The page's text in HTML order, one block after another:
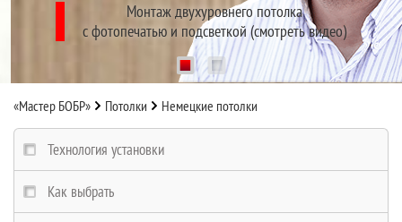
Монтаж двухуровнего потолка
с фотопечатью и подсветкой (смотреть видео)
1
«Мастер БОБР» Потолки Немецкие потолки
Технология установки
Как выбрать